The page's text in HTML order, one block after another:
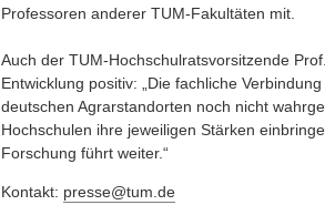
Professoren anderer TUM-Fakultäten mit.
Auch der TUM-Hochschulratsvorsitzende
Entwicklung positiv: „Die fachliche
deutschen Agrarstandorten noch nicht
Hochschulen ihre jeweiligen Stärken
Forschung führt weiter.“
Kontakt: presse@tum.de